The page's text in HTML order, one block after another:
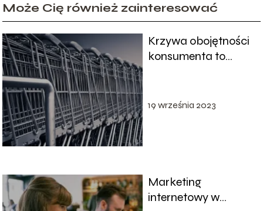
Może Cię również zainteresować
Krzywa obojętności
konsumenta to
19 września 2023
Marketing
internetowy w